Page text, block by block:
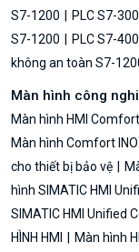
S7-1200
PLC S7-300
S7-1200
PLC S7-400
không an toàn S7-
Màn hình công
Màn hình HMI
Màn hình Comfort
cho thiết bị bảo vệ
hình SIMATIC HMI
SIMATIC HMI Unified
HÌNH HMI
Màn hình